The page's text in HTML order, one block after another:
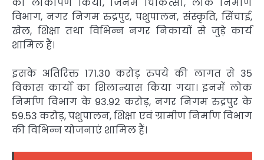
विभाग, नगर निगम रुद्रपुर, पशुपालन, संस्कृति, सिंचाई,
खेल, शिक्षा तथा विभिन्न नगर निकायों से जुड़े कार्य
शामिल हैं।
इसके अतिरिक्त 171.30 करोड़ रुपये की लागत से 35
विकास कार्यों का शिलान्यास किया गया। इनमें लोक
निर्माण विभाग के 93.92 करोड़, नगर निगम रुद्रपुर के
59.53 करोड़, पशुपालन, शिक्षा एवं ग्रामीण निर्माण विभाग
की विभिन्न योजनाएं शामिल हैं।